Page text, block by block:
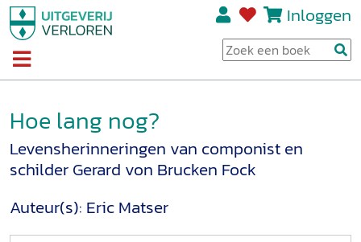
Inloggen
Hoe lang nog?
Levensherinneringen van componist en
schilder Gerard von Brucken Fock
Auteur(s): Eric Matser